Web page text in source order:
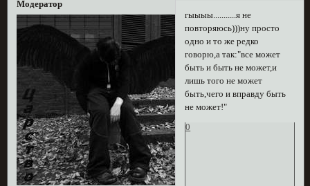
Модератор
гыыыы...........я не
повторяюсь)))ну просто
одно и то же редко
говорю,а так:"все может
быть и быть не может,и
лишь того не может
быть,чего и вправду быть
не может!"
0